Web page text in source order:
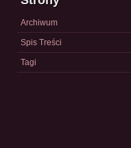
Archiwum
Spis Treści
Tagi